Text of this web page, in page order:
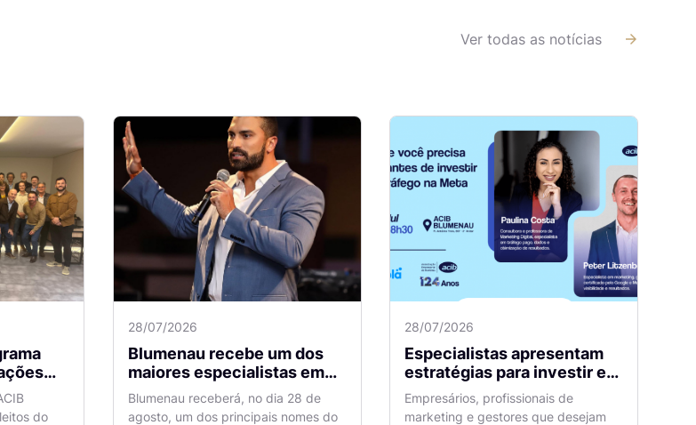
Ver todas as notícias
dedo
28/07/2026
Blumenau recebe um dos
maiores especialistas em
vendas do mercado
imobiliário
Blumenau receberá, no dia 28 de
agosto, um dos principais nomes do
28/07/2026
Especialistas apresentam
estratégias para investir em
tráfego pago com mais
eficiência
Empresários, profissionais de
marketing e gestores que desejam